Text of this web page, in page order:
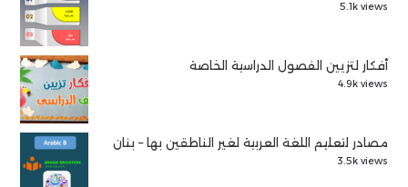
5.1k views
أفكار لتزيين الفصول الدراسية الخاصة
4.9k views
مصادر لتعليم اللغة العربية لغير الناطقين بها – بنان
3.5k views